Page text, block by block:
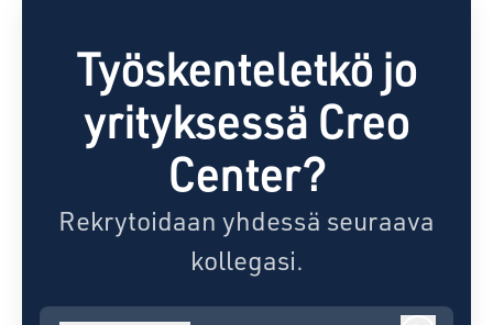
Työskenteletkö jo
yrityksessä Creo
Center?
Rekrytoidaan yhdessä seuraava
kollegasi.